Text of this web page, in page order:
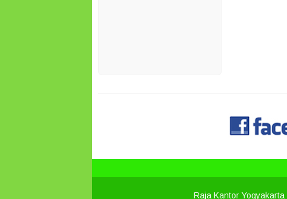
Raja Kantor Yogyakarta